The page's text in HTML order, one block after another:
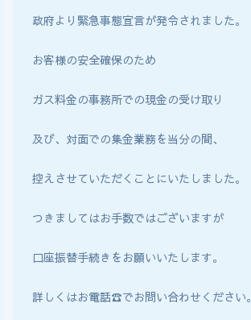
政府より緊急事態宣言が発令されました。
お客様の安全確保のため
ガス料金の事務所での現金の受け取り
及び、対面での集金業務を当分の間、
控えさせていただくことにいたしました。
つきましてはお手数ではございますが
口座振替手続きをお願いいたします。
詳しくはお電話☎でお問い合わせください。